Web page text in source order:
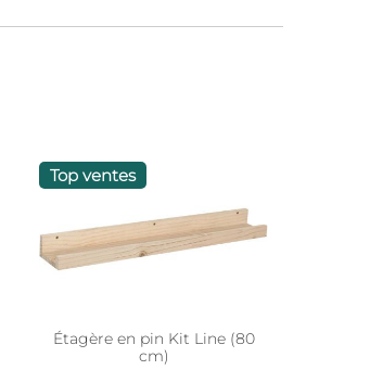
Top ventes
Étagère en pin Kit Line (80
cm)